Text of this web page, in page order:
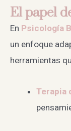
El papel
En Psicología
un enfoque
herramientas
Terapia